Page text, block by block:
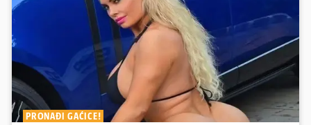
PRONAĐI GAĆICE!